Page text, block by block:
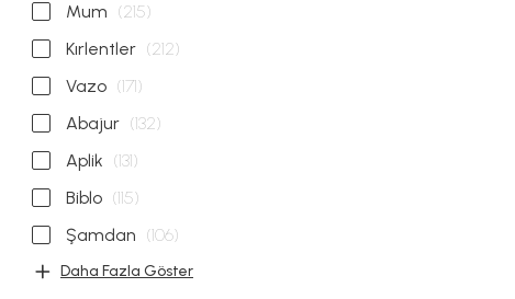
Mum (215)
Kırlentler (212)
Vazo (171)
Abajur (132)
Aplik (131)
Biblo (115)
Şamdan (106)
Daha Fazla Göster